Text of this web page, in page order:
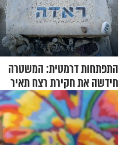
התפתחות דרמטית: המשטרה
חידשה את חקירת רצח תאיר
ראדה